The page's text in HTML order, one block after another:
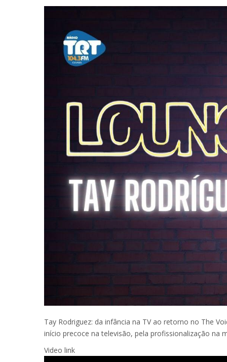
Tay Rodriguez: da infância na TV ao retorno no The
início precoce na televisão, pela profissionalização na
Video link